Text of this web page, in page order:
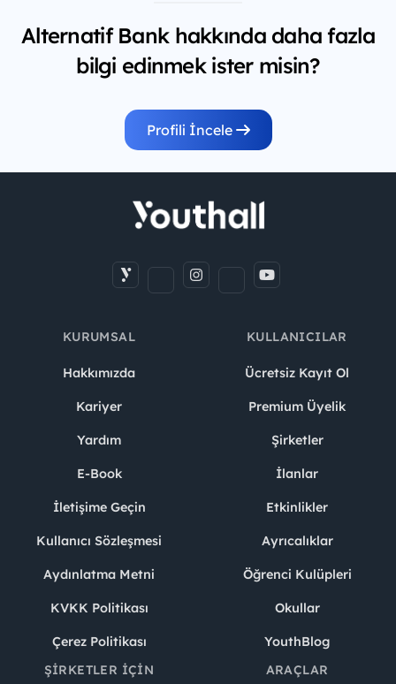
Alternatif Bank hakkında daha fazla
bilgi edinmek ister misin?
Profili İncele
KURUMSAL
Hakkımızda
Kariyer
Yardım
E-Book
İletişime Geçin
Kullanıcı Sözleşmesi
Aydınlatma Metni
KVKK Politikası
Çerez Politikası
KULLANICILAR
Ücretsiz Kayıt Ol
Premium Üyelik
Şirketler
İlanlar
Etkinlikler
Ayrıcalıklar
Öğrenci Kulüpleri
Okullar
YouthBlog
ŞIRKETLER İÇIN
ARAÇLAR